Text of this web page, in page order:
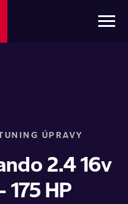
ÚPRAVY
2.4 16v
HP